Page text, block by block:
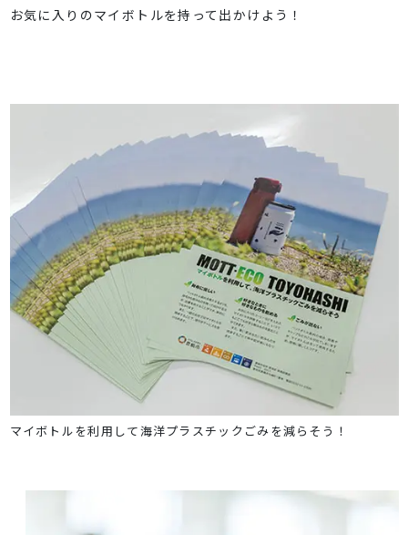
お気に入りのマイボトルを持って出かけよう！
マイボトルを利用して海洋プラスチックごみを減らそう！